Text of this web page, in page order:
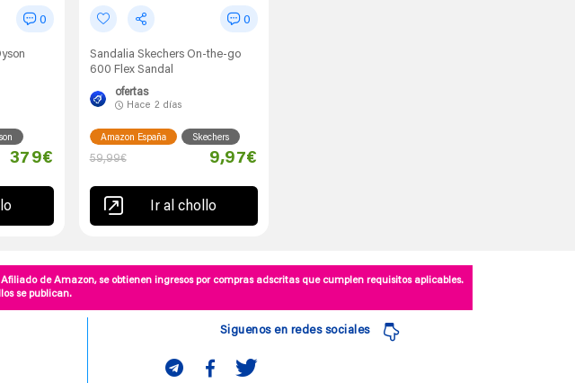
0
379€
0
Sandalia Skechers On-the-go
600 Flex Sandal
ofertas
Hace 2 días
Amazon España Skechers
59,99€ 9,97€
Ir al chollo
de Amazon, se obtienen ingresos por compras adscritas que cumplen requisitos aplicables.
se publican.
Siguenos en redes sociales